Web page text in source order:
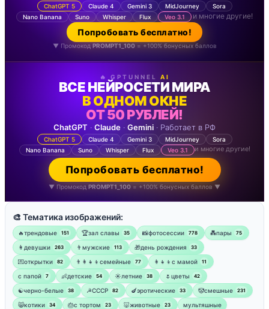
ChatGPT 5 Claude 4 Gemini 3 MidJourney
Sora
Nano Banana
Suno Whisper Flux Veo 3.1 и многие другие!
Попробовать бесплатно!
▼ Промокод PROMPT1_100= +100% бонусных баллов
🔥 GPTUNNEL AI
ВСЕ НЕЙРОСЕТИ МИРА
В ОДНОМ ОКНЕ
ОТ 50 РУБЛЕЙ!
ChatGPT · Claude · Gemini · Работает в РФ
ChatGPT 5 Claude 4 Gemini 3 MidJourney
Sora
Nano Banana
Suno Whisper Flux Veo 3.1 и многие другие!
Попробовать бесплатно!
▼ Промокод PROMPT1_100 = +100% бонусных баллов ▼
🎨 Тематика изображений:
🔥трендовые 151 🏆зал славы 35 📸фотосессии 778 💑пары 75
👩девушки 263 👨мужские 113 🎁день рождения 33
💌открытки 82 👨‍👩‍👧‍👦семейные 77 👩‍👧‍👦с мамой 11
‍с папой 7 👶детские 54 ☀️летние 38 🌷цветы 42
☯︎черно-белые 38 ☭СССР 82 🍆эротические 33 🤡смешные 231
😸котики 34 🎂с тортом 23 🐷животные 23
мультяшные